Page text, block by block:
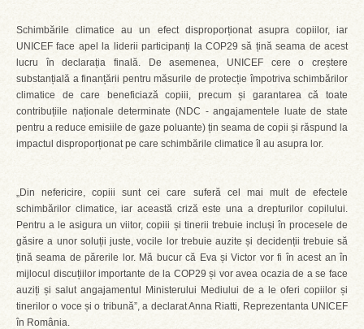
Schimbările climatice au un efect disproporționat asupra copiilor, iar
UNICEF face apel la liderii participanți la COP29 să țină seama de acest
lucru în declarația finală. De asemenea, UNICEF cere o creștere
substanțială a finanțării pentru măsurile de protecție împotriva schimbărilor
climatice de care beneficiază copiii, precum și garantarea că toate
contribuțiile naționale determinate (NDC - angajamentele luate de state
pentru a reduce emisiile de gaze poluante) țin seama de copii și răspund la
impactul disproporționat pe care schimbările climatice îl au asupra lor.
„Din nefericire, copiii sunt cei care suferă cel mai mult de efectele
schimbărilor climatice, iar această criză este una a drepturilor copilului.
Pentru a le asigura un viitor, copiii și tinerii trebuie incluși în procesele de
găsire a unor soluții juste, vocile lor trebuie auzite și decidenții trebuie să
țină seama de părerile lor. Mă bucur că Eva și Victor vor fi în acest an în
mijlocul discuțiilor importante de la COP29 și vor avea ocazia de a se face
auziți și salut angajamentul Ministerului Mediului de a le oferi copiilor și
tinerilor o voce și o tribună”, a declarat Anna Riatti, Reprezentanta UNICEF
în România.